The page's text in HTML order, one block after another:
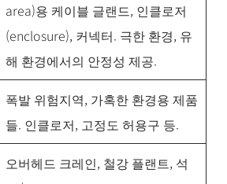
area)용 케이블 글랜드, 인클로저
(enclosure), 커넥터. 극한 환경, 유
해 환경에서의 안정성 제공.
폭발 위험지역, 가혹한 환경용 제품
들. 인클로저, 고정도 허용구 등.
오버헤드 크레인, 철강 플랜트, 석